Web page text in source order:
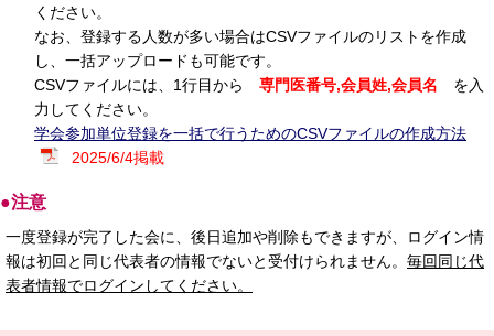
ください。
なお、登録する人数が多い場合はCSVファイルのリストを作成
し、一括アップロードも可能です。
CSVファイルには、1行目から 専門医番号,会員姓,会員名 を入
力してください。
学会参加単位登録を一括で行うためのCSVファイルの作成方法
2025/6/4掲載
●注意
一度登録が完了した会に、後日追加や削除もできますが、ログイン情
報は初回と同じ代表者の情報でないと受付けられません。 毎回同じ代
表者情報でログインしてください。